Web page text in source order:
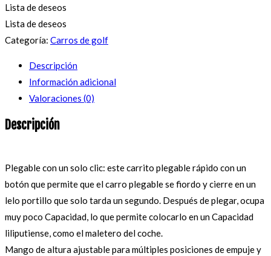
Lista de deseos
Lista de deseos
Categoría: Carros de golf
Descripción
Información adicional
Valoraciones (0)
Descripción
Plegable con un solo clic: este carrito plegable rápido con un
botón que permite que el carro plegable se fiordo y cierre en un
lelo portillo que solo tarda un segundo. Después de plegar, ocupa
muy poco Capacidad, lo que permite colocarlo en un Capacidad
liliputiense, como el maletero del coche.
Mango de altura ajustable para múltiples posiciones de empuje y